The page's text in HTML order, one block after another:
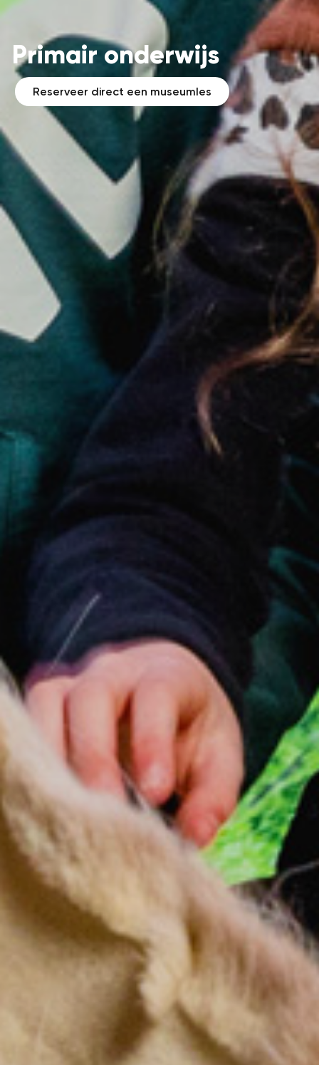
Primair onderwijs
Reserveer direct een museumles